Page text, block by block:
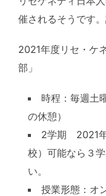
催されるそうです
2021年度リセ・ケ
部」
時程：毎週土
の休憩）
2学期 2021年
校）可能なら３
い。
授業形態：オ